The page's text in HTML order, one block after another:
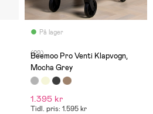
På lager
(29)
Beemoo Pro Venti Klapvogn,
Mocha Grey
1.395 kr
Tidl. pris: 1.595 kr